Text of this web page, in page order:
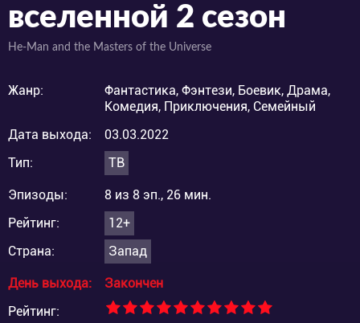
вселенной 2 сезон
He-Man and the Masters of the Universe
Жанр:
Фантастика, Фэнтези, Боевик, Драма,
Комедия, Приключения, Семейный
Дата выхода:
03.03.2022
Тип:
ТВ
Эпизоды:
8 из 8 эп., 26 мин.
Рейтинг:
12+
Страна:
Запад
День выхода:
Закончен
Рейтинг: